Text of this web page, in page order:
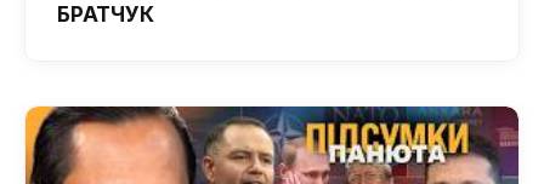
БРАТЧУК